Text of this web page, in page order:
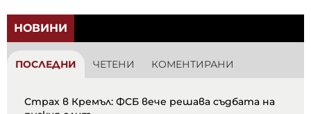
НОВИНИ
ПОСЛЕДНИ ЧЕТЕНИ КОМЕНТИРАНИ
Страх в Кремъл: ФСБ вече решава съдбата на